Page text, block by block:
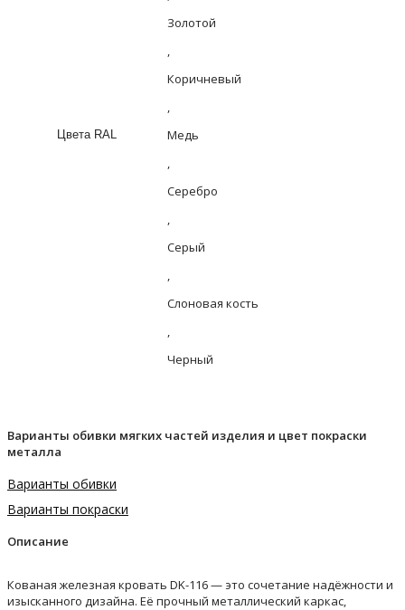
Цвета RAL
Золотой
,
Коричневый
,
Медь
,
Серебро
,
Серый
,
Слоновая кость
,
Черный
Варианты обивки мягких частей изделия и цвет покраски
металла
Варианты обивки
Варианты покраски
Описание
Кованая железная кровать DK-116 — это сочетание надёжности и
изысканного дизайна. Её прочный металлический каркас,